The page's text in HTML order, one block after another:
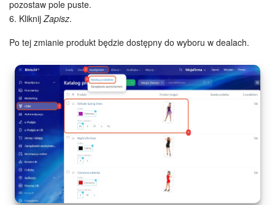
pozostaw pole puste.
6. Kliknij Zapisz.
Po tej zmianie produkt będzie dostępny do wyboru w dealach.